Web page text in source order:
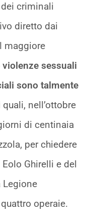
criminali
diretto dai
maggiore
violenze sessuali
sono talmente
quali, nell’ottobre
di centinaia
per chiedere
Ghirelli e del
Legione
operaie.